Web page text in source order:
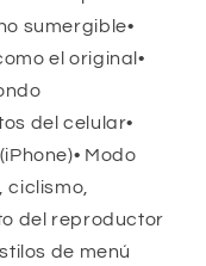
sumergible•
el original•
del celular•
Modo
del reproductor
de menú